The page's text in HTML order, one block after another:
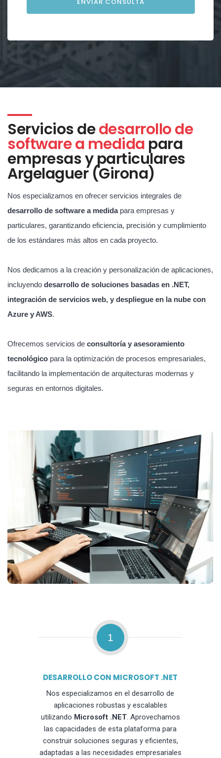
Servicios dedesarrollo de
software a medida para
empresas y particulares
Argelaguer (Girona)
Nos especializamos en ofrecer servicios integrales de
desarrollo de software a medidapara empresas y
particulares, garantizando eficiencia, precisión y cumplimiento
de los estándares más altos en cada proyecto.
Nos dedicamos a la creación y personalización de aplicaciones,
incluyendo desarrollo de soluciones basadas en .NET,
integración de servicios web, y despliegue en la nube con
Azure y AWS.
Ofrecemos servicios de consultoría y asesoramiento
tecnológico para la optimización de procesos empresariales,
facilitando la implementación de arquitecturas modernas y
seguras en entornos digitales.
1
DESARROLLO CON MICROSOFT .NET
Nos especializamos en el desarrollo de
aplicaciones robustas y escalables
utilizando Microsoft .NET. Aprovechamos
las capacidades de esta plataforma para
construir soluciones seguras y eficientes,
adaptadas a las necesidades empresariales